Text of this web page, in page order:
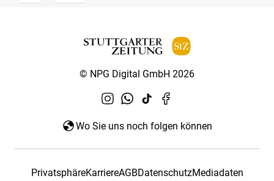
© NPG Digital GmbH 2026
Wo Sie uns noch folgen können
PrivatsphäreKarriereAGBDatenschutzMediadaten